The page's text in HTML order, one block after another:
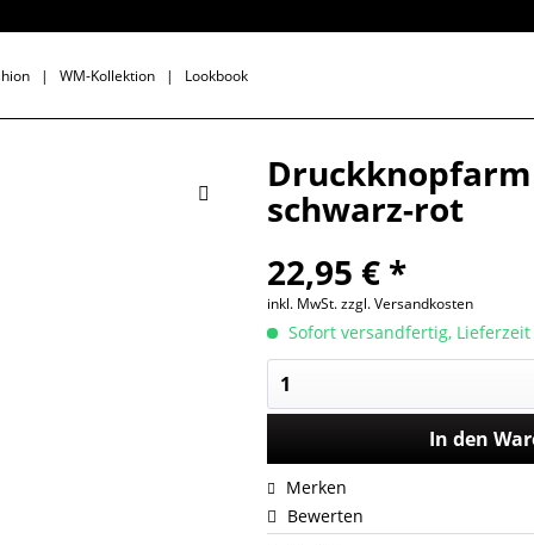
| WM-Kollektion | Lookbook
schwarz-rot
22,95 € *
inkl. MwSt.zzgl. Versandkosten
Sofort versandfertig, Lieferzeit
In den
Merken
Bewerten